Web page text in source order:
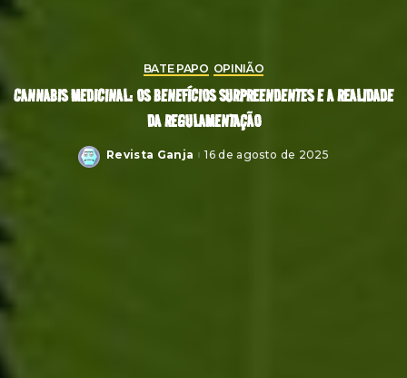
BATE PAPO OPINIÃO
CANNABIS MEDICINAL: OS BENEFÍCIOS SURPREENDENTES E A REALIDADE
DA REGULAMENTAÇÃO
Posted
Revista Ganja 16 de agosto de 2025